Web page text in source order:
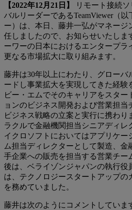
【2022年12月21日】
リモート接続
バルリーダーであるTeamViewer（
ー）は、本日、藤井一弘がマネージ
任しましたので、お知らせいたしま
ーワーの日本におけるエンタープラ
更なる市場拡大に取り組みます。
藤井は30年以上にわたり、グローバ
ードし事業拡大を実現してきた経験
ビー・エムでそのキャリアをスター
ョンのビジネス開発および営業担
ビジネス戦略の立案と実行に携わり
ラクルで金融機関担当シニアディレ
イクロソフトにおいてはアプリケー
ム担当ディレクターとして製造、金
手企業への販売を担当する営業チー
後は、ベライゾンジャパンの執行役
は、テクノロジースタートアップの
を務めていました。
藤井は次のようにコメントしていま